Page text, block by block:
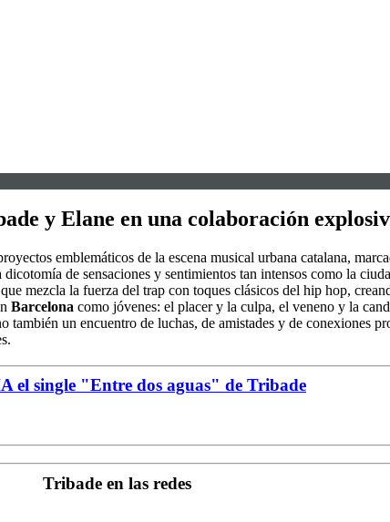
y Elane en una colaboración
emblemáticos de la escena musical urbana catalana,
dicotomía de sensaciones y sentimientos tan intensos como la
mezcla la fuerza del trap con toques clásicos del hip hop,
Barcelona como jóvenes: el placer y la culpa, el veneno y la
un encuentro de luchas, de amistades y de conexiones
el single "Entre dos aguas" de Tribade
Tribade en las redes